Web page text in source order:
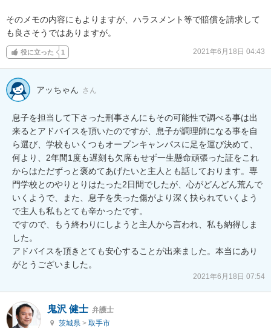
そのメモの内容にもよりますが、ハラスメント等で賠償を請求して
も良さそうではありますが。
役に立った 1 2021年6月18日 04:43
アッちゃん さん
息子を担当して下さった刑事さんにもその可能性で調べる事は出
来るとアドバイスを頂いたのですが、息子が調理師になる事を自
ら選び、学校もいくつもオープンキャンパスに足を運び決めて、
何より、2年間1度も遅刻も欠席もせず一生懸命頑張った証をこれ
からはただずっと褒めてあげたいと主人とも話しております。専
門学校とのやりとりはたった2日間でしたが、心がどんどん荒んで
いくようで、また、息子を失った傷がより深く抉られていくよう
で主人も私もとても辛かったです。
ですので、もう終わりにしようと主人から言われ、私も納得しま
した。
アドバイスを頂きとても安心することが出来ました。本当にあり
がとうございました。
2021年6月18日 07:54
鬼沢 健士 弁護士
茨城県 > 取手市